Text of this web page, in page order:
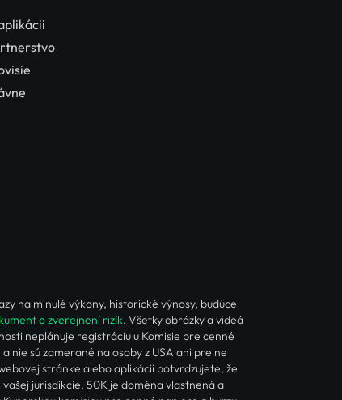
na minulé výkony, historické výnosy, budúce
o zverejnení rizík. Všetky obrázky a videá
neplánuje registráciu u Komisie pre cenné
nie sú zamerané na osoby z USA ani pre ne
stránke alebo aplikácii potvrdzujete, že
jurisdikcie. 50K je doména vlastnená a